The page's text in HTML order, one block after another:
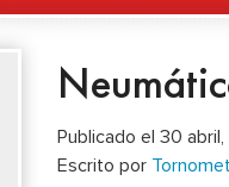
Publicado el 30
Escrito por